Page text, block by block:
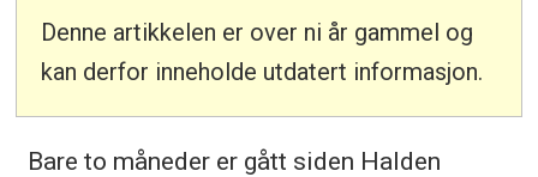
Denne artikkelen er over ni år gammel og
kan derfor inneholde utdatert informasjon.
Bare to måneder er gått siden Halden